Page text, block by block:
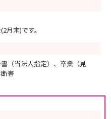
月末)です。
（当法人指定）、卒業（見
書